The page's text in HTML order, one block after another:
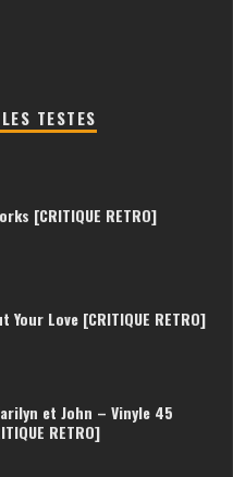
TESTES
[CRITIQUE RETRO]
Love [CRITIQUE RETRO]
et John – Vinyle 45
RETRO]